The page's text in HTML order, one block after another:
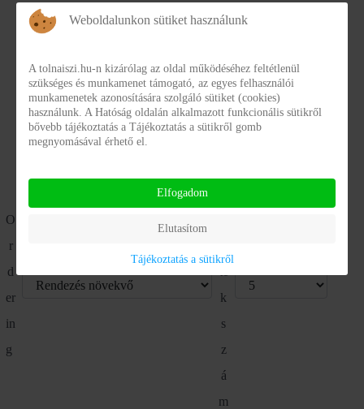
elektronikus_alairasok_2026.pdf
Részletek
O
r
d
er
in
g
k
s
z
á
m
Weboldalunkon sütiket használunk
A tolnaiszi.hu-n kizárólag az oldal működéséhez feltétlenül
szükséges és munkamenet támogató, az egyes felhasználói
munkamenetek azonosítására szolgáló sütiket (cookies)
használunk. A Hatóság oldalán alkalmazott funkcionális sütikről
bővebb tájékoztatás a Tájékoztatás a sütikről gomb
megnyomásával érhető el.
Elfogadom
Elutasítom
Tájékoztatás a sütikről